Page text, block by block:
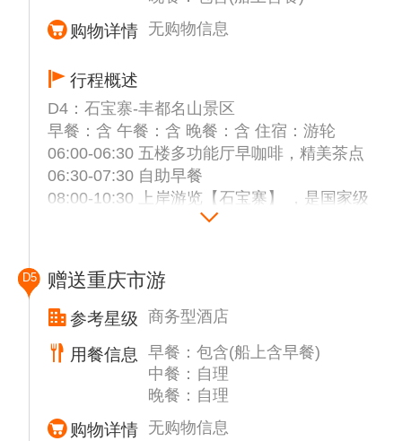
温馨提示： 因升船机于8月25日开始计划性停
船机自费更改为三峡竹海自费180元/人，其余
行程安排不变。
备注：升船机以及中餐具体时间导游根据具体
游览时间调整
温馨提示： 因升船机于8月25日开始计划性停
航检修，工期不超过35天，在检修期间将从升
船机自费更改为三峡竹海自费180元/人，其余
游览时间调整！
备注：此天安排以实际船上安排为准，每日流
程表一般会放在房间里，如有不明白的请第一
时间到船上服务总台咨询确认。岸上景点由船
上工作人员带领队参观，每天带队的人员不一
定一样，以房间号为单位，在指定时间大厅指
个，却最雄伟险峻。在船上观看到以威武雄壮
著称的三峡【夔门】峡谷西端入口处，两座山
夹江而立，宽度不足百米，素有“夔门天下
雄”之称；
15:30-17:30 游览国家5A【白帝城风景区】
（代售252元/人）白帝城坐落在奉节县东部瞿
塘峡西口的白帝山上，因三国时期刘备讨伐东
吴兵败，白帝城托孤而闻名于世；
18:30-19:30 自助晚餐
备注：当天行程游览发生在长江三峡第二段和
的神女峰，巫山十二峰等船观景区，游船会在
行驶的过程中广播通知我们尊贵的贵宾上游船
观光甲板观赏以及广播讲解！
提示：上下游船请看清脚下，注意安全，船上
购物详情 无购物信息
行程概述
D4：石宝寨-丰都名山景区
早餐：含 午餐：含 晚餐：含 住宿：游轮
06:00-06:30 五楼多功能厅早咖啡，精美茶点
06:30-07:30 自助早餐
08:00-10:30 上岸游览【石宝寨】 ，是国家级
文物保护单位，国家4A级旅游景区。石宝寨
为"江上明珠"。距忠县城45千米，此处临江有
一俯高十多丈，陡壁孤峰拔起的巨石，相传为
女娲补天所遗的一尊五彩石，故称"石宝"。此
石形如玉印，又名"玉印山"。明末谭宏起义，
自称"武陵王"，据此为寨，"石宝寨"名由此而
15:00- 18：00 游览4A级【丰都鬼城景区】
D5 赠送重庆市游
参考星级 商务型酒店
用餐信息
早餐：包含(船上含早餐)
中餐：自理
晚餐：自理
购物详情 无购物信息